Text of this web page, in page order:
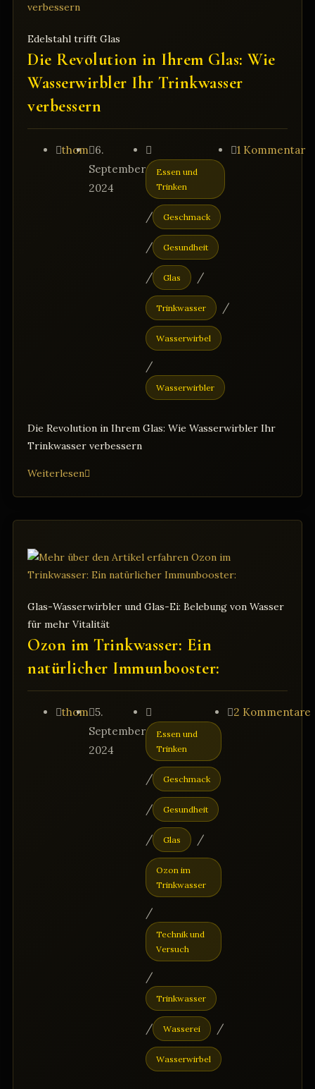
Wasserprinzip:
Edelstahl trifft Glas
Die Revolution in Ihrem Glas: Wie
Wasserwirbler Ihr Trinkwasser
verbessern
Beitrags-
thomBeitrag
veröffentlicht:
6.
September
2024
Beitrags-
Kategorie:
Essen und
Trinken
/ Geschmack
/ Gesundheit
/ Glas /
Trinkwasser /
Wasserwirbel
/
Wasserwirbler
Beitrags-
1 Kommentar
Die Revolution in Ihrem Glas: Wie Wasserwirbler Ihr
Trinkwasser verbessern
WeiterlesenDie
Wie
Wasserwirbler
Trinkwasser
verbessern
Glas-Wasserwirbler und Glas-Ei: Belebung von Wasser
für mehr Vitalität
Ozon im Trinkwasser: Ein
natürlicher Immunbooster:
Beitrags-
thomBeitrag
veröffentlicht:
5.
September
2024
Beitrags-
Kategorie:
Essen und
Trinken
/ Geschmack
/ Gesundheit
/ Glas /
Ozon im
Trinkwasser
/
Technik und
Versuch
/
Trinkwasser
/ Wasserei /
Wasserwirbel
Beitrags-
2 Kommentare